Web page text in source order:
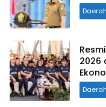
Daerah
2026
Daerah